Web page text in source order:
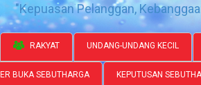
"Kepuasan Pelanggan,
RAKYAT UNDANG-UNDANG KECIL
BUKA SEBUTHARGA KEPUTUSAN